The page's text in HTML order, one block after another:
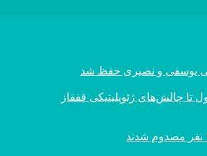
یوسفی و نصیری حفظ شد
چالش‌های ژئوپلیتیکی قفقاز